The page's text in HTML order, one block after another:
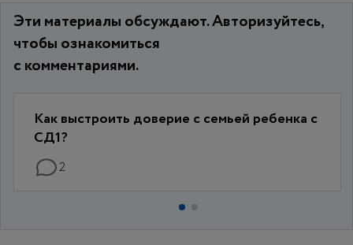
Эти материалы обсуждают. Авторизуйтесь,
чтобы ознакомиться
с комментариями.
Как выстроить доверие с семьей ребенка с
СД1?
2